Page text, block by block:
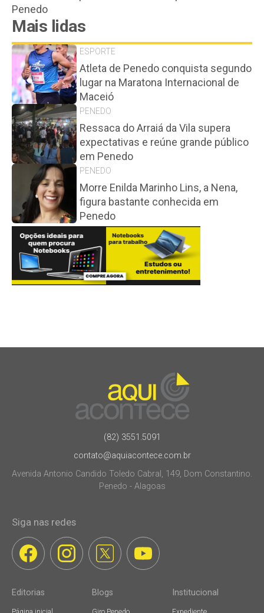
Penedo
Mais lidas
ESPORTE
Atleta de Penedo conquista segundo
lugar na Maratona Internacional de
Maceió
PENEDO
Ressaca do Arraiá da Vila supera
expectativas e reúne grande público
em Penedo
PENEDO
Morre Enilda Marinho Lins, a Nena,
figura bastante conhecida em
Penedo
(82) 3551.5091
contato@aquiacontece.com.br
Avenida Antonio Candido Toledo Cabral, 149, Dom Constantino.
Penedo - Alagoas
Siga nas redes
Editorias Blogs Institucional